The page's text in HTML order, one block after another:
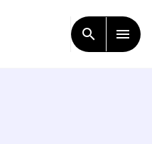
CONTENU
search menu